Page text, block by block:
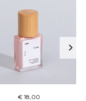
€ 18,00